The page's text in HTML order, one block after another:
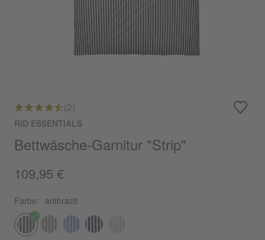
(2)
RID ESSENTIALS
Bettwäsche-Garnitur "Strip"
109,95 €
Farbe: anthrazit